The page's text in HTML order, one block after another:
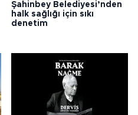
Şahinbey Belediyesi’nden
halk sağlığı için sıkı
denetim